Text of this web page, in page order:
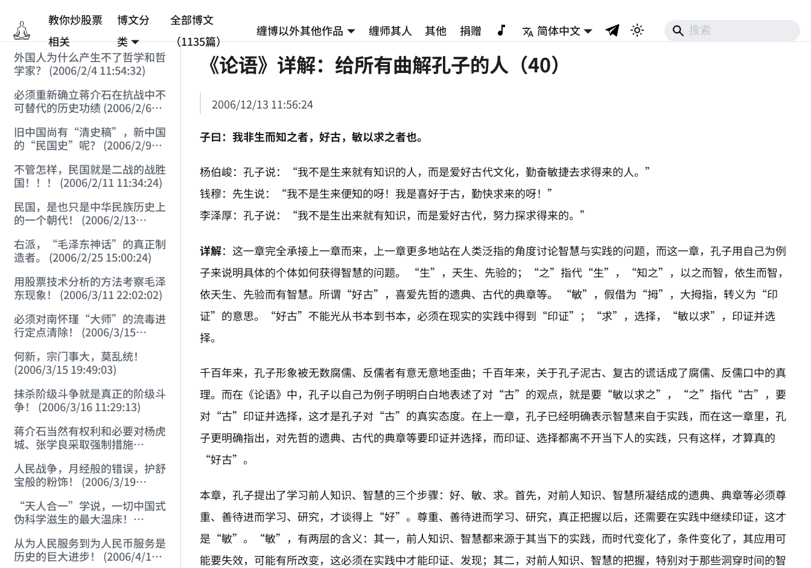
教你炒股票
相关
博文分
类
全部博文
（1135篇）
缠博以外其他作品 缠师其人 其他 捐赠
简体中文
外国人为什么产生不了哲学和哲
学家？ (2006/2/4 11:54:32)
必须重新确立蒋介石在抗战中不
可替代的历史功绩 (2006/2/6
旧中国尚有“清史稿”，新中国
的“民国史”呢？ (2006/2/9
不管怎样，民国就是二战的战胜
国！！！ (2006/2/11 11:34:24)
民国，是也只是中华民族历史上
的一个朝代！ (2006/2/13
右派，“毛泽东神话”的真正制
造者。 (2006/2/25 15:00:24)
用股票技术分析的方法考察毛泽
东现象！ (2006/3/11 22:02:02)
必须对南怀瑾“大师”的流毒进
行定点清除！ (2006/3/15
何新，宗门事大，莫乱统！
(2006/3/15 19:49:03)
抹杀阶级斗争就是真正的阶级斗
争！ (2006/3/16 11:29:13)
蒋介石当然有权利和必要对杨虎
城、张学良采取强制措施
人民战争，月经般的错误，护舒
宝般的粉饰！ (2006/3/19
“天人合一”学说，一切中国式
伪科学滋生的最大温床！
从为人民服务到为人民币服务是
历史的巨大进步！ (2006/4/1
《论语》详解：给所有曲解孔子的人（40）
2006/12/13 11:56:24
子曰：我非生而知之者，好古，敏以求之者也。
杨伯峻：孔子说：“我不是生来就有知识的人，而是爱好古代文化，勤奋敏捷去求得来的人。”
钱穆：先生说：“我不是生来便知的呀！我是喜好于古，勤快求来的呀！”
李泽厚：孔子说：“我不是生出来就有知识，而是爱好古代，努力探求得来的。”
详解：这一章完全承接上一章而来，上一章更多地站在人类泛指的角度讨论智慧与实践的问题，而这一章，孔子用自己为例
子来说明具体的个体如何获得智慧的问题。 “生”，天生、先验的；“之”指代“生”，“知之”，以之而智，依生而智，
依天生、先验而有智慧。所谓“好古”，喜爱先哲的遗典、古代的典章等。 “敏”，假借为“拇”，大拇指，转义为“印
证”的意思。“好古”不能光从书本到书本，必须在现实的实践中得到“印证”；“求”，选择，“敏以求”，印证并选
择。
千百年来，孔子形象被无数腐儒、反儒者有意无意地歪曲；千百年来，关于孔子泥古、复古的谎话成了腐儒、反儒口中的真
理。而在《论语》中，孔子以自己为例子明明白白地表述了对“古”的观点，就是要“敏以求之”，“之”指代“古”，要
对“古”印证并选择，这才是孔子对“古”的真实态度。在上一章，孔子已经明确表示智慧来自于实践，而在这一章里，孔
子更明确指出，对先哲的遗典、古代的典章等要印证并选择，而印证、选择都离不开当下人的实践，只有这样，才算真的
“好古”。
本章，孔子提出了学习前人知识、智慧的三个步骤：好、敏、求。首先，对前人知识、智慧所凝结成的遗典、典章等必须尊
重、善待进而学习、研究，才谈得上“好”。尊重、善待进而学习、研究，真正把握以后，还需要在实践中继续印证，这才
是“敏”。“敏”，有两层的含义：其一，前人知识、智慧都来源于其当下的实践，而时代变化了，条件变化了，其应用可
能要失效，可能有所改变，这必须在实践中才能印证、发现；其二，对前人知识、智慧的把握，特别对于那些洞穿时间的智